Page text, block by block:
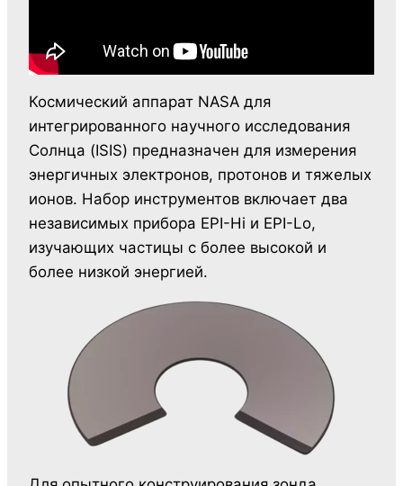
Космический аппарат NASA для
интегрированного научного исследования
Солнца (ISIS) предназначен для измерения
энергичных электронов, протонов и тяжелых
ионов. Набор инструментов включает два
независимых прибора EPI-Hi и EPI-Lo,
изучающих частицы с более высокой и
более низкой энергией.